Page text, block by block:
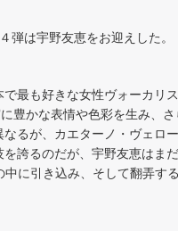
弾は宇野友恵をお迎えした。
最も好きな女性ヴォーカリ
豊かな表情や色彩を生み、
るが、カエターノ・ヴェロ
誇るのだが、宇野友恵はま
に引き込み、そして翻弄